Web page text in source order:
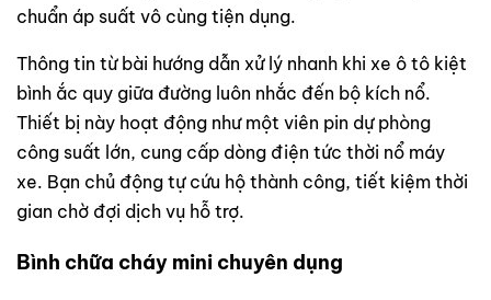
chuẩn áp suất vô cùng tiện dụng.
Thông tin từ bài hướng dẫn xử lý nhanh khi xe ô tô kiệt
bình ắc quy giữa đường luôn nhắc đến bộ kích nổ.
Thiết bị này hoạt động như một viên pin dự phòng
công suất lớn, cung cấp dòng điện tức thời nổ máy
xe. Bạn chủ động tự cứu hộ thành công, tiết kiệm thời
gian chờ đợi dịch vụ hỗ trợ.
Bình chữa cháy mini chuyên dụng